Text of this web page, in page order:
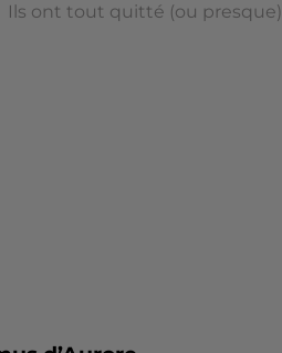
Ils ont tout quitté (ou presque)